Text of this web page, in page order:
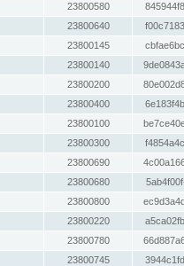
23800580
23800640
23800145
23800140
23800200
23800400
23800100
23800300
23800690
23800680
23800800
23800220
23800780
23800745